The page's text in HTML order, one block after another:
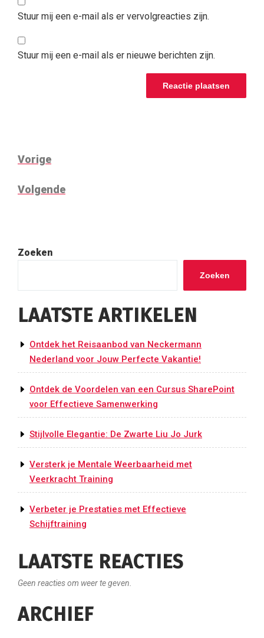
Stuur mij een e-mail als er vervolgreacties zijn.
Stuur mij een e-mail als er nieuwe berichten zijn.
BERICHT
NAVIGATIE
Vorig
Vorige
Volgend
Volgende
Zoeken
Zoeken
LAATSTE ARTIKELEN
Ontdek het Reisaanbod van Neckermann
Nederland voor Jouw Perfecte Vakantie!
Ontdek de Voordelen van een Cursus SharePoint
voor Effectieve Samenwerking
Stijlvolle Elegantie: De Zwarte Liu Jo Jurk
Versterk je Mentale Weerbaarheid met
Veerkracht Training
Verbeter je Prestaties met Effectieve
Schijftraining
LAATSTE REACTIES
Geen reacties om weer te geven.
ARCHIEF